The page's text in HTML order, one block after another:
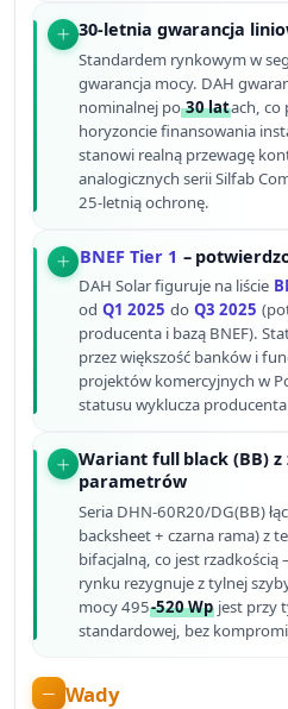
30-letnia gwarancja
Standardem rynkowym w
gwarancja mocy. DAH
nominalnej po30 latach, co
horyzoncie finansowania
stanowi realną przewagę
analogicznych serii Silfab
25-letnią ochronę.
BNEF Tier 1 –
DAH Solar figuruje na liście
od Q1 2025 do Q3 2025
producenta i bazą BNEF).
przez większość banków i
projektów komercyjnych w
statusu wyklucza
Wariant full black (BB) z
parametrów
Seria DHN-60R20/DG(BB)
backsheet + czarna rama) z
bifacjalną, co jest rzadkością
rynku rezygnuje z tylnej
mocy 495-520 Wp jest przy
standardowej, bez
Wady